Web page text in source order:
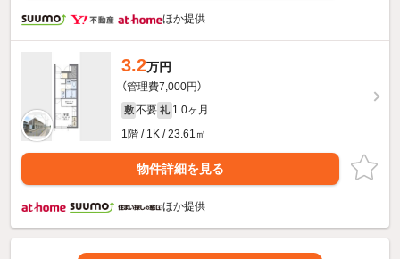
ほか提供
3.2万円
（管理費7,000円）
敷 不要 礼 1.0ヶ月
1階 / 1K / 23.61㎡
物件詳細を見る
ほか提供